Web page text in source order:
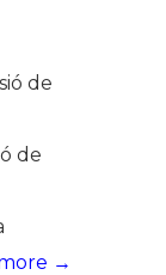
de
de
→